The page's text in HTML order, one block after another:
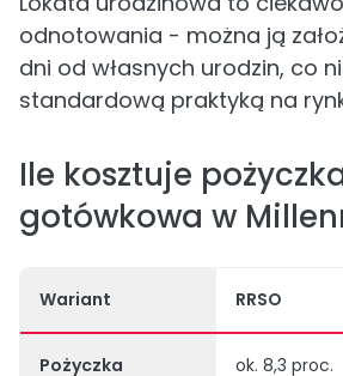
odnotowania - można ją
dni od własnych urodzin, co
standardową praktyką na
Ile kosztuje
gotówkowa w
Wariant RRSO
Pożyczka
ok. 8,3 proc.